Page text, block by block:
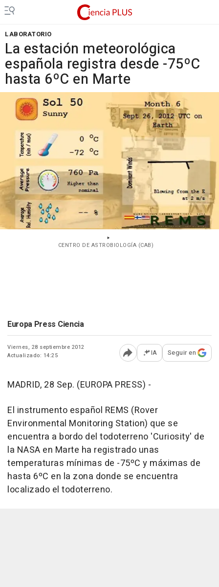
LABORATORIO
La estación meteorológica
española registra desde -75ºC
hasta 6ºC en Marte
CENTRO DE ASTROBIOLOGÍA (CAB)
Europa Press Ciencia
Viernes, 28 septiembre 2012
Actualizado: 14:25
Abrir opciones para
IA Seguir en
MADRID, 28 Sep. (EUROPA PRESS) -
El instrumento español REMS (Rover
Environmental Monitoring Station) que se
encuentra a bordo del todoterreno 'Curiosity' de
la NASA en Marte ha registrado unas
temperaturas mínimas de -75ºC y máximas de
hasta 6ºC en la zona donde se encuentra
localizado el todoterreno.